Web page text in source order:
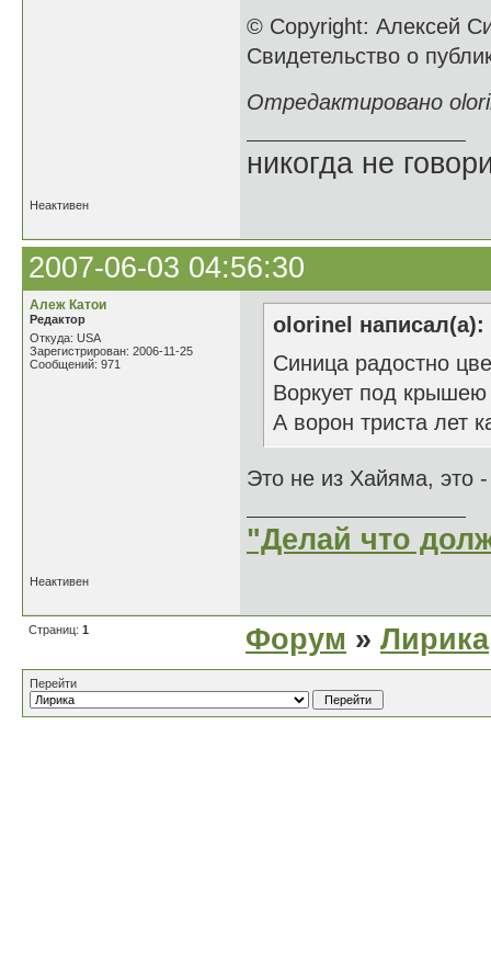
© Copyright: Алексей
Свидетельство о
Отредактировано
никогда не
Неактивен
2007-06-03 04:56:30
Алеж Катои
Редактор
Откуда: USA
Зарегистрирован: 2006-11-25
Сообщений: 971
olorinel написал(а):
Синица радостно
Воркует под крышею
А ворон триста лет
Это не из Хайяма, это
"Делай что
Неактивен
Страниц: 1 Форум » Лирика
Перейти